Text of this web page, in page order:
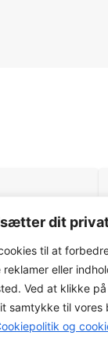
dit
til at
reklamer eller
Ved at klikke
samtykke til vores
og